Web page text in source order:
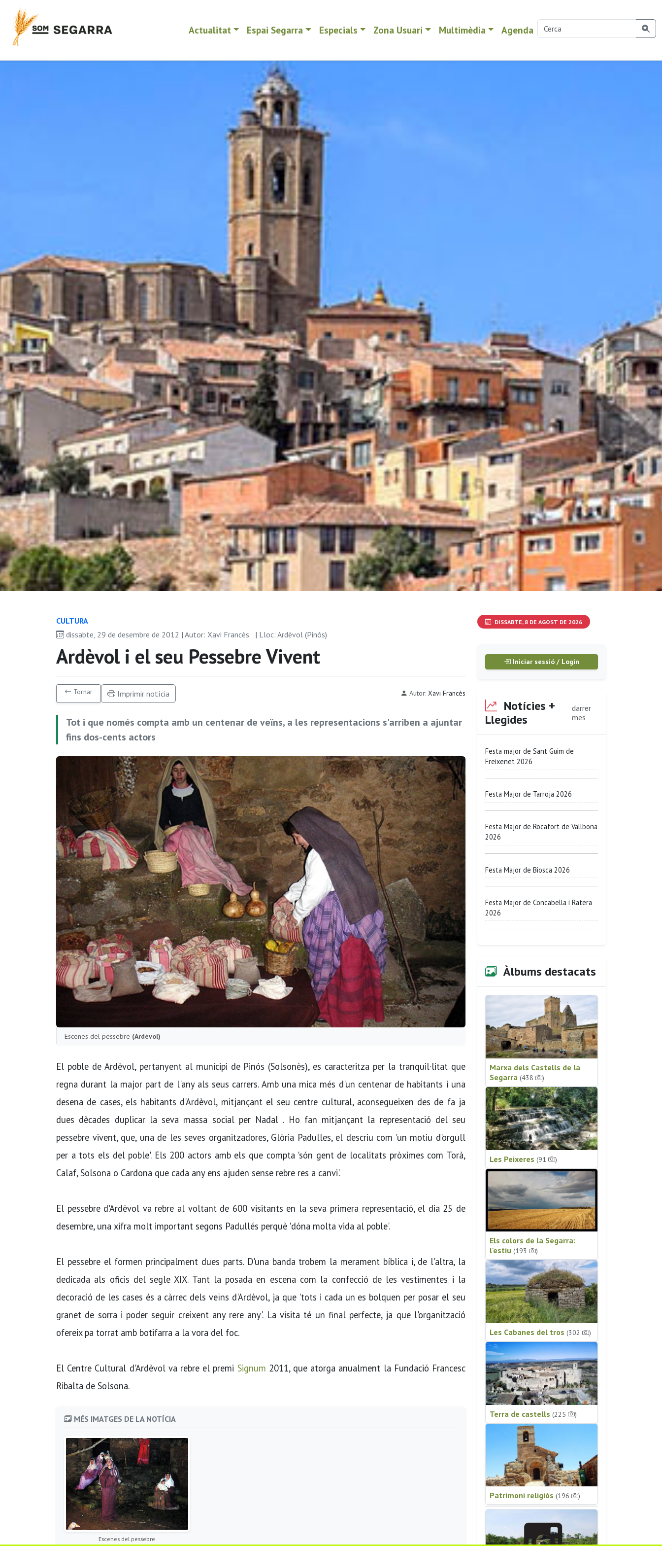
Actualitat Espai Segarra Especials Zona Usuari Multimèdia Agenda
CULTURA
dissabte, 29 de desembre de 2012 | Autor: Xavi Francès
| Lloc: Ardèvol (Pinós)
Ardèvol i el seu Pessebre Vivent
Tornar Imprimir notícia Autor: Xavi Francès
Tot i que només compta amb un centenar de veïns, a les representacions s'arriben a ajuntar
fins dos-cents actors
Escenes del pessebre (Ardèvol)
El poble de Ardèvol, pertanyent al municipi de Pinós (Solsonès), es caracteritza per la tranquil·litat que
regna durant la major part de l'any als seus carrers. Amb una mica més d'un centenar de habitants i una
desena de cases, els habitants d'Ardèvol, mitjançant el seu centre cultural, aconsegueixen des de fa ja
dues dècades duplicar la seva massa social per Nadal . Ho fan mitjançant la representació del seu
pessebre vivent, que, una de les seves organitzadores, Glòria Padulles, el descriu com 'un motiu d'orgull
per a tots els del poble'. Els 200 actors amb els que compta 'són gent de localitats pròximes com Torà,
Calaf, Solsona o Cardona que cada any ens ajuden sense rebre res a canvi'.
El pessebre d'Ardèvol va rebre al voltant de 600 visitants en la seva primera representació, el dia 25 de
desembre, una xifra molt important segons Padullés perquè 'dóna molta vida al poble'.
El pessebre el formen principalment dues parts. D'una banda trobem la merament bíblica i, de l'altra, la
dedicada als oficis del segle XIX. Tant la posada en escena com la confecció de les vestimentes i la
decoració de les cases és a càrrec dels veïns d'Ardèvol, ja que 'tots i cada un es bolquen per posar el seu
granet de sorra i poder seguir creixent any rere any'. La visita té un final perfecte, ja que l'organització
ofereix pa torrat amb botifarra a la vora del foc.
El Centre Cultural d'Ardèvol va rebre el premi Signum 2011, que atorga anualment la Fundació Francesc
Ribalta de Solsona.
MÉS IMATGES DE LA NOTÍCIA
Escenes del pessebre
DISSABTE, 8 DE AGOST DE 2026
Iniciar sessió / Login
Notícies +
Llegides
darrer
mes
Festa major de Sant Guim de
Freixenet 2026
Festa Major de Tarroja 2026
Festa Major de Rocafort de Vallbona
2026
Festa Major de Biosca 2026
Festa Major de Concabella i Ratera
2026
Àlbums destacats
Marxa dels Castells de la
Segarra (438 )
Les Peixeres (91 )
Els colors de la Segarra:
l'estiu (193 )
Les Cabanes del tros (302 )
Terra de castells (225 )
Patrimoni religiós (196 )